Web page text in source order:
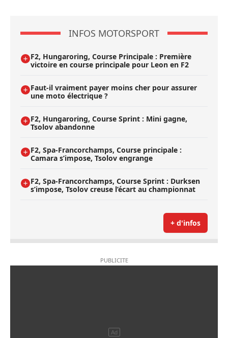
INFOS MOTORSPORT
F2, Hungaroring, Course Principale : Première
victoire en course principale pour Leon en F2
Faut-il vraiment payer moins cher pour assurer
une moto électrique ?
F2, Hungaroring, Course Sprint : Mini gagne,
Tsolov abandonne
F2, Spa-Francorchamps, Course principale :
Camara s’impose, Tsolov engrange
F2, Spa-Francorchamps, Course Sprint : Durksen
s’impose, Tsolov creuse l’écart au championnat
+ d'infos